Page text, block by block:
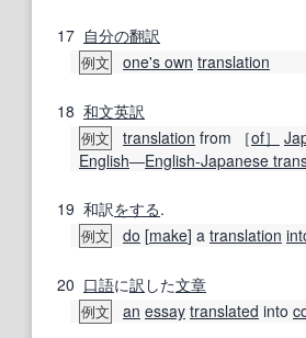
17 自分の翻訳
例文 one's own translation
18 和文英訳
例文 translation from ［of］
English―English-Japanese
19 和訳をする.
例文 do [make] a translation
20 口語に訳 した文章
例文 an essay translated into